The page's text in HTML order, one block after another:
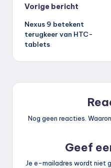
Bericht
navigatie
Vorige bericht
Nexus 9 betekent
terugkeer van HTC-
tablets
Nog geen reacties.
Geef
Je e-mailadres wordt niet